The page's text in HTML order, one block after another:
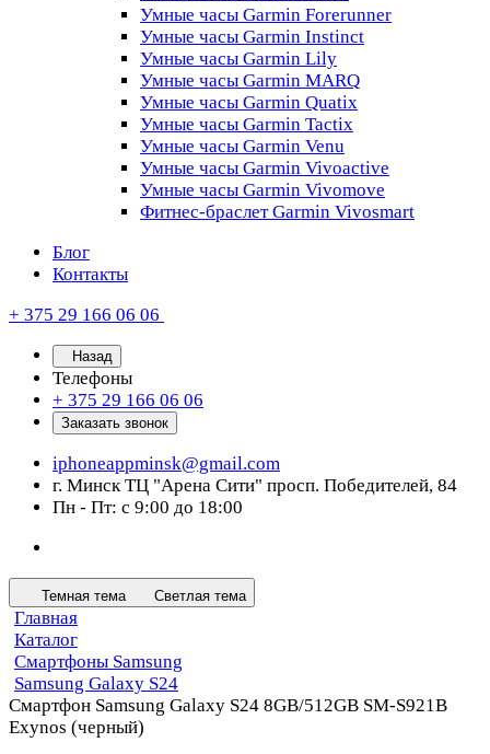
Умные часы Garmin Forerunner
Умные часы Garmin Instinct
Умные часы Garmin Lily
Умные часы Garmin MARQ
Умные часы Garmin Quatix
Умные часы Garmin Tactix
Умные часы Garmin Venu
Умные часы Garmin Vivoactive
Умные часы Garmin Vivomove
Фитнес-браслет Garmin Vivosmart
Блог
Контакты
+ 375 29 166 06 06
Назад
Телефоны
+ 375 29 166 06 06
Заказать звонок
iphoneappminsk@gmail.com
г. Минск ТЦ "Арена Сити" просп. Победителей, 84
Пн - Пт: с 9:00 до 18:00
Темная тема Светлая тема
Главная
Каталог
Смартфоны Samsung
Samsung Galaxy S24
Смартфон Samsung Galaxy S24 8GB/512GB SM-S921B
Exynos (черный)